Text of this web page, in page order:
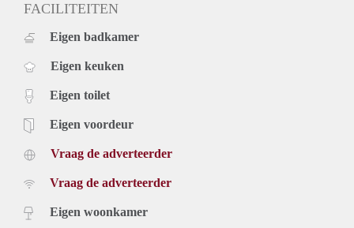
FACILITEITEN
Eigen badkamer
Eigen keuken
Eigen toilet
Eigen voordeur
Vraag de adverteerder
Vraag de adverteerder
Eigen woonkamer